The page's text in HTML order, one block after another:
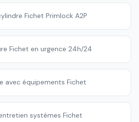
Fichet Primlock A2P
Fichet en urgence 24h/24
avec équipements Fichet
systèmes Fichet